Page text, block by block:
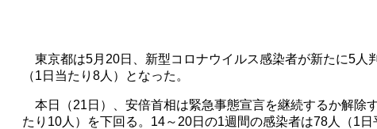
東京都は5月 20日、新型コロナウイルス感染者が新たに5人
（1 日当たり 8人）となった。
本日（21 日）、安倍首相は緊急事態宣言を継続するか解除
たり 10人）を下回る。 14～ 20日の1週間の感染者は78人（1 日